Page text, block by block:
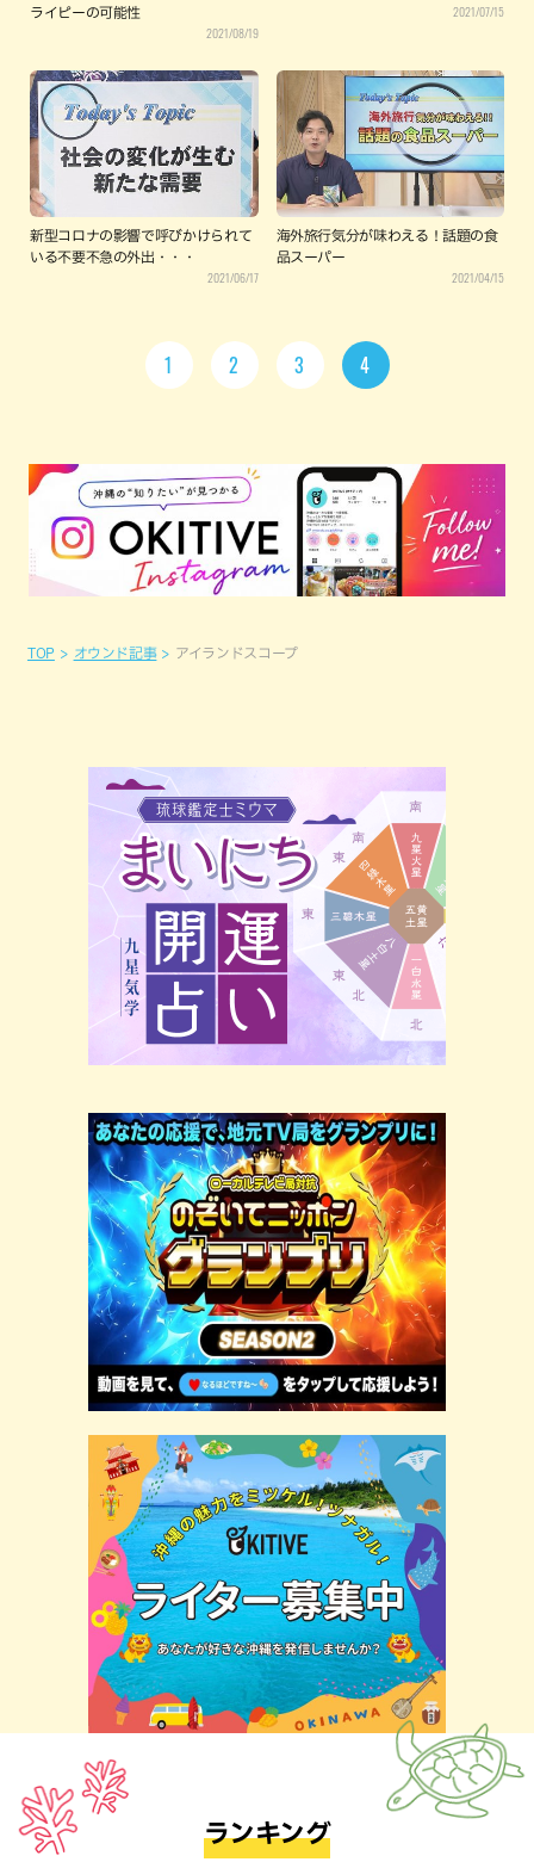
ライピーの可能性
2021/08/19
2021/07/15
新型コロナの影響で呼びかけられて
いる不要不急の外出・・・
2021/06/17
海外旅行気分が味わえる！話題の食
品スーパー
2021/04/15
1 2 3 4
TOP オウンド記事 アイランドスコープ
ランキング